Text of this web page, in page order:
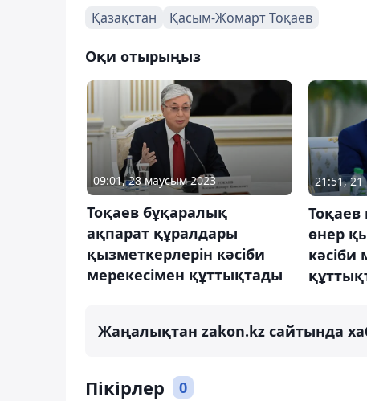
Қазақстан Қасым-Жомарт Тоқаев
Оқи отырыңыз
09:01, 28 маусым 2023
Тоқаев бұқаралық
ақпарат құралдары
қызметкерлерін кәсіби
мерекесімен құттықтады
21:51,
өнер
кәсіби
Жаңалықтан zakon.kz сайтында
Пікірлер 0